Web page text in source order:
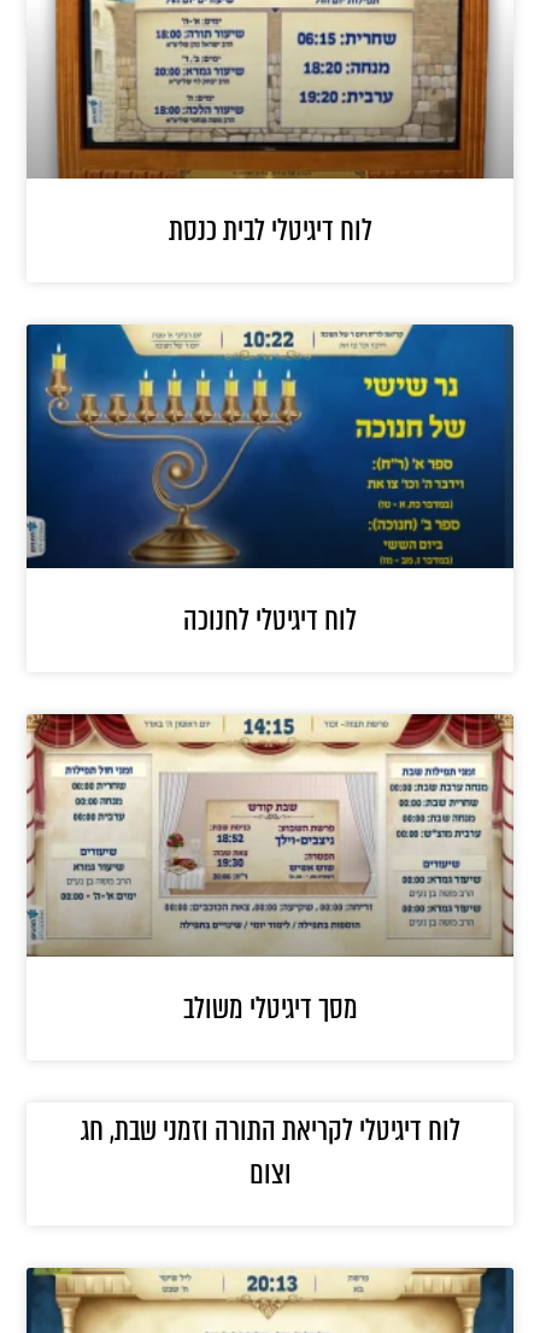
לוח דיגיטלי לבית כנסת
לוח דיגיטלי לחנוכה
מסך דיגיטלי משולב
לוח דיגיטלי לקריאת התורה וזמני שבת, חג
וצום